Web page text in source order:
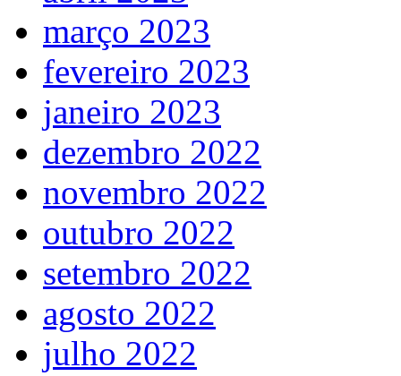
março 2023
fevereiro 2023
janeiro 2023
dezembro 2022
novembro 2022
outubro 2022
setembro 2022
agosto 2022
julho 2022